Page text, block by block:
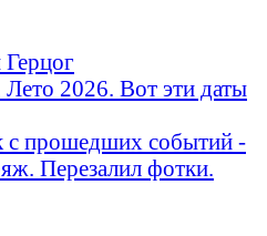
2026. Вот эти даты
с прошедших событий -
Перезалил фотки.